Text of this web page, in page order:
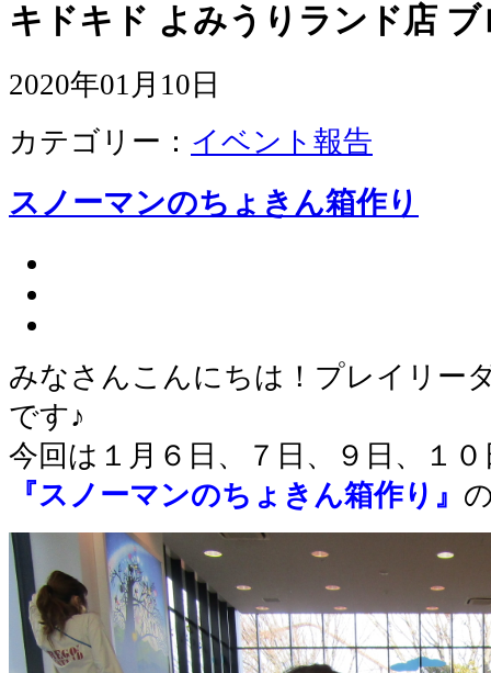
キドキド よみうりランド店 ブ
2020年01月10日
カテゴリー： イベント報告
スノーマンのちょきん箱作り
みなさんこんにちは！プレイリー
です♪
今回は１月６日、７日、９日、１
『スノーマンのちょきん箱作り』